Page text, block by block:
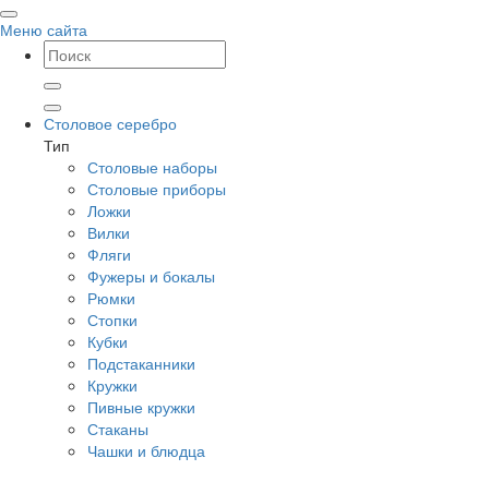
Меню сайта
Столовое серебро
Тип
Столовые наборы
Столовые приборы
Ложки
Вилки
Фляги
Фужеры и бокалы
Рюмки
Стопки
Кубки
Подстаканники
Кружки
Пивные кружки
Стаканы
Чашки и блюдца